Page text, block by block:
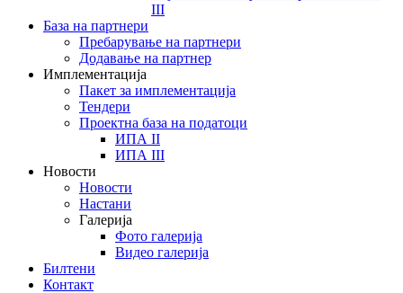
III
База на партнери
Пребарување на партнери
Додавање на партнер
Имплементација
Пакет за имплементација
Тендери
Проектна база на податоци
ИПА II
ИПА III
Новости
Новости
Настани
Галерија
Фото галерија
Видео галерија
Билтени
Контакт